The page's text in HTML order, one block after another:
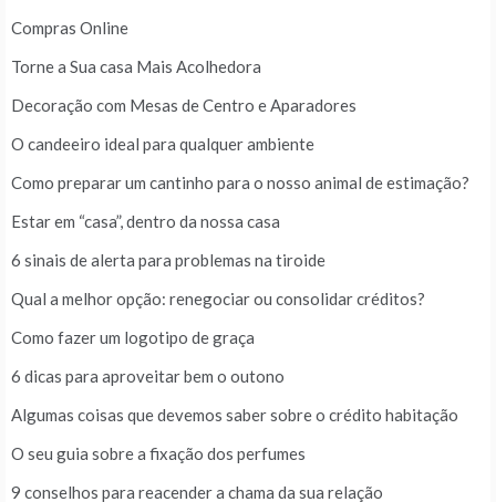
Compras Online
Torne a Sua casa Mais Acolhedora
Decoração com Mesas de Centro e Aparadores
O candeeiro ideal para qualquer ambiente
Como preparar um cantinho para o nosso animal de estimação?
Estar em “casa”, dentro da nossa casa
6 sinais de alerta para problemas na tiroide
Qual a melhor opção: renegociar ou consolidar créditos?
Como fazer um logotipo de graça
6 dicas para aproveitar bem o outono
Algumas coisas que devemos saber sobre o crédito habitação
O seu guia sobre a fixação dos perfumes
9 conselhos para reacender a chama da sua relação